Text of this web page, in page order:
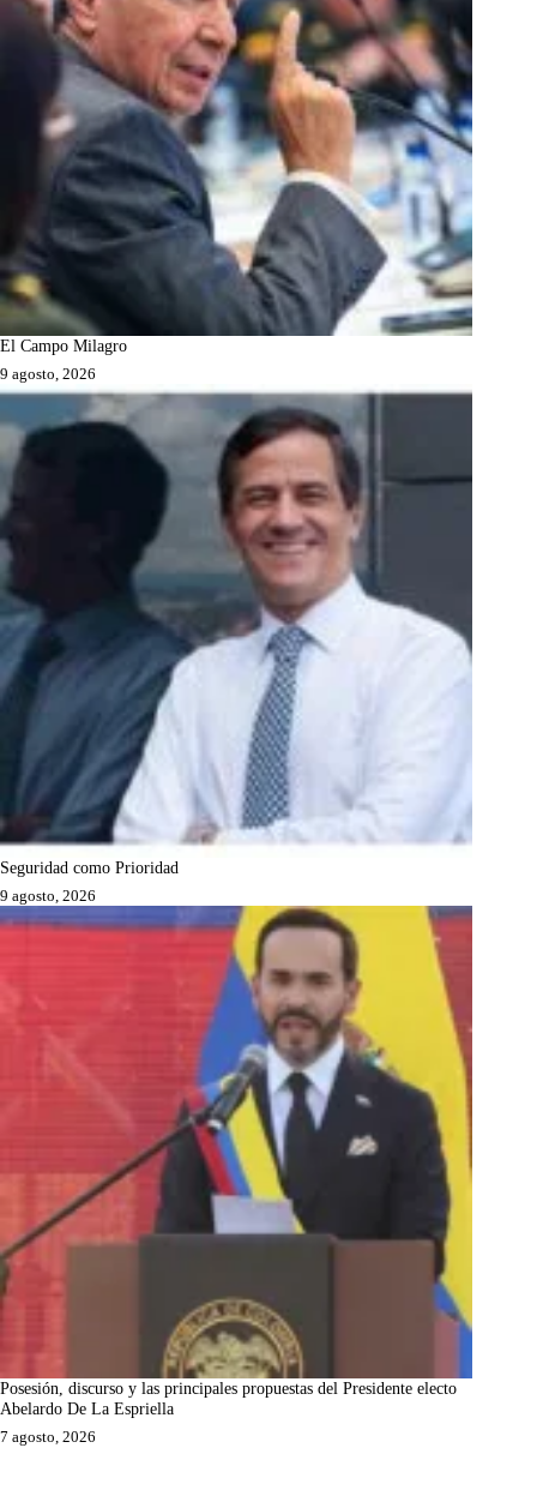
El Campo Milagro
9 agosto, 2026
Seguridad como Prioridad
9 agosto, 2026
Posesión, discurso y las principales propuestas del Presidente electo
Abelardo De La Espriella
7 agosto, 2026